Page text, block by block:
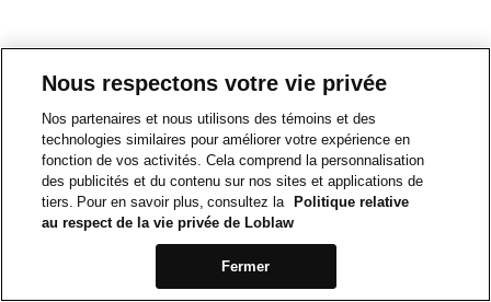
Nous respectons votre vie privée
Nos partenaires et nous utilisons des témoins et des
technologies similaires pour améliorer votre expérience en
fonction de vos activités. Cela comprend la personnalisation
des publicités et du contenu sur nos sites et applications de
tiers. Pour en savoir plus, consultez la
Politique relative
au respect de la vie privée de Loblaw
Fermer